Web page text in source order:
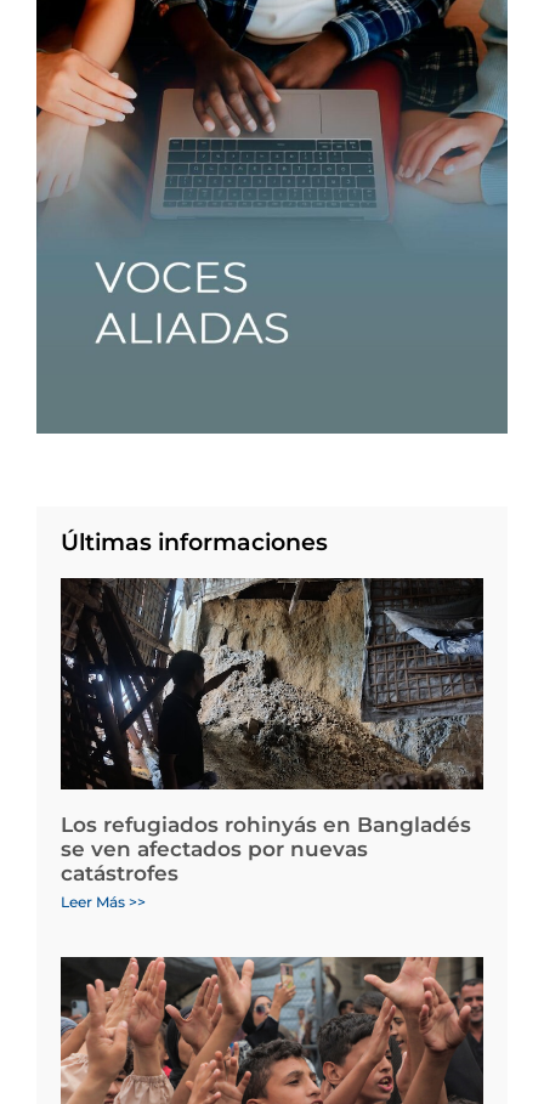
Últimas informaciones
Los refugiados rohinyás en Bangladés
se ven afectados por nuevas
catástrofes
Leer Más >>